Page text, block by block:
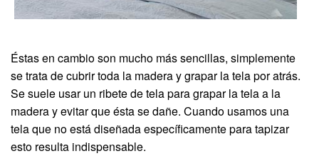
Éstas en cambio son mucho más sencillas, simplemente
se trata de cubrir toda la madera y grapar la tela por atrás.
Se suele usar un ribete de tela para grapar la tela a la
madera y evitar que ésta se dañe. Cuando usamos una
tela que no está diseñada específicamente para tapizar
esto resulta indispensable.